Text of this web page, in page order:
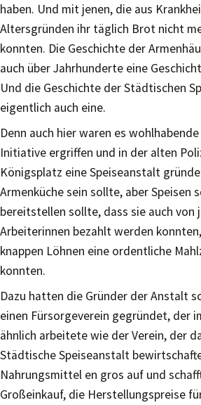
haben. Und mit jenen, die aus
Altersgründen ihr täglich Brot nicht
konnten. Die Geschichte der
auch über Jahrhunderte eine
Und die Geschichte der Städtischen
eigentlich auch eine.
Denn auch hier waren es
Initiative ergriffen und in der alten
Königsplatz eine Speiseanstalt
Armenküche sein sollte, aber Speisen
bereitstellen sollte, dass sie auch von
Arbeiterinnen bezahlt werden
knappen Löhnen eine ordentliche
konnten.
Dazu hatten die Gründer der Anstalt
einen Fürsorgeverein gegründet, der
ähnlich arbeitete wie der Verein, der
Städtische Speiseanstalt
Nahrungsmittel en gros auf und
Großeinkauf, die Herstellungspreise